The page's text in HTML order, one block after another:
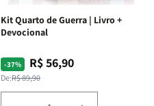
Kit Quarto de Guerra | Livro +
Devocional
-37%
Preço
normal
De:R$ 89,90
Preço
promocional
R$ 56,90